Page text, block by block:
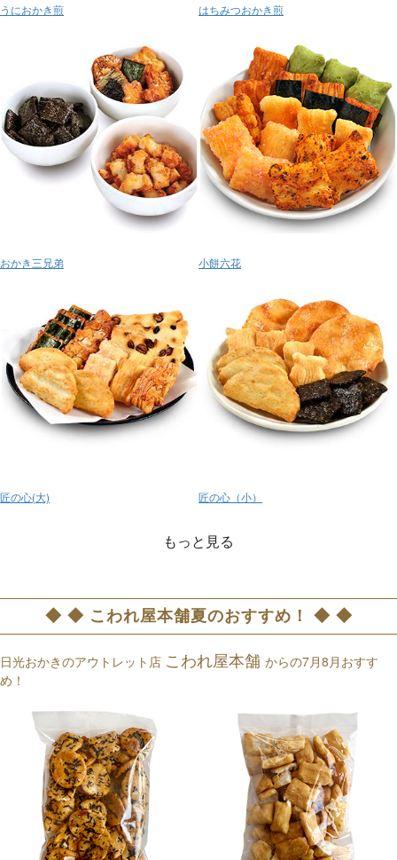
うにおかき煎 はちみつおかき煎
おかき三兄弟 小餅六花
匠の心(大) 匠の心（小）
もっと見る
◆ ◆ こわれ屋本舗夏のおすすめ！ ◆ ◆
日光おかきのアウトレット店 こわれ屋本舗 からの7月8月おすす
め！